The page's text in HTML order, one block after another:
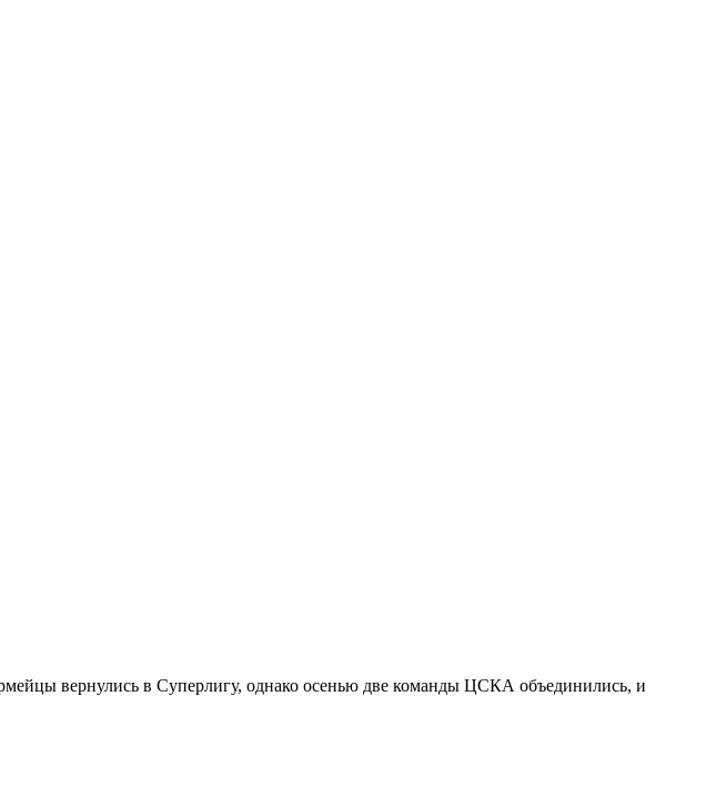
вернулись в Суперлигу, однако осенью две команды ЦСКА объединились, и